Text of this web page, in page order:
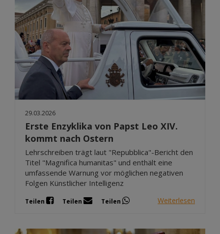
29.03.2026
Erste Enzyklika von Papst Leo XIV.
kommt nach Ostern
Lehrschreiben trägt laut "Repubblica"-Bericht den
Titel "Magnifica humanitas" und enthält eine
umfassende Warnung vor möglichen negativen
Folgen Künstlicher Intelligenz
Teilen Teilen Teilen Weiterlesen